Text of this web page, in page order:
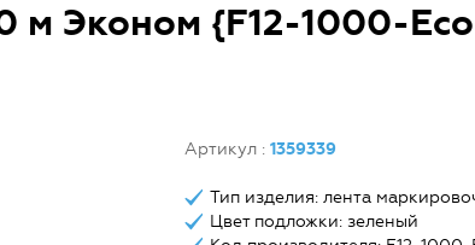
м Эконом {F12-1000-
Артикул : 1359339
Тип изделия: лента
Цвет подложки: зеленый